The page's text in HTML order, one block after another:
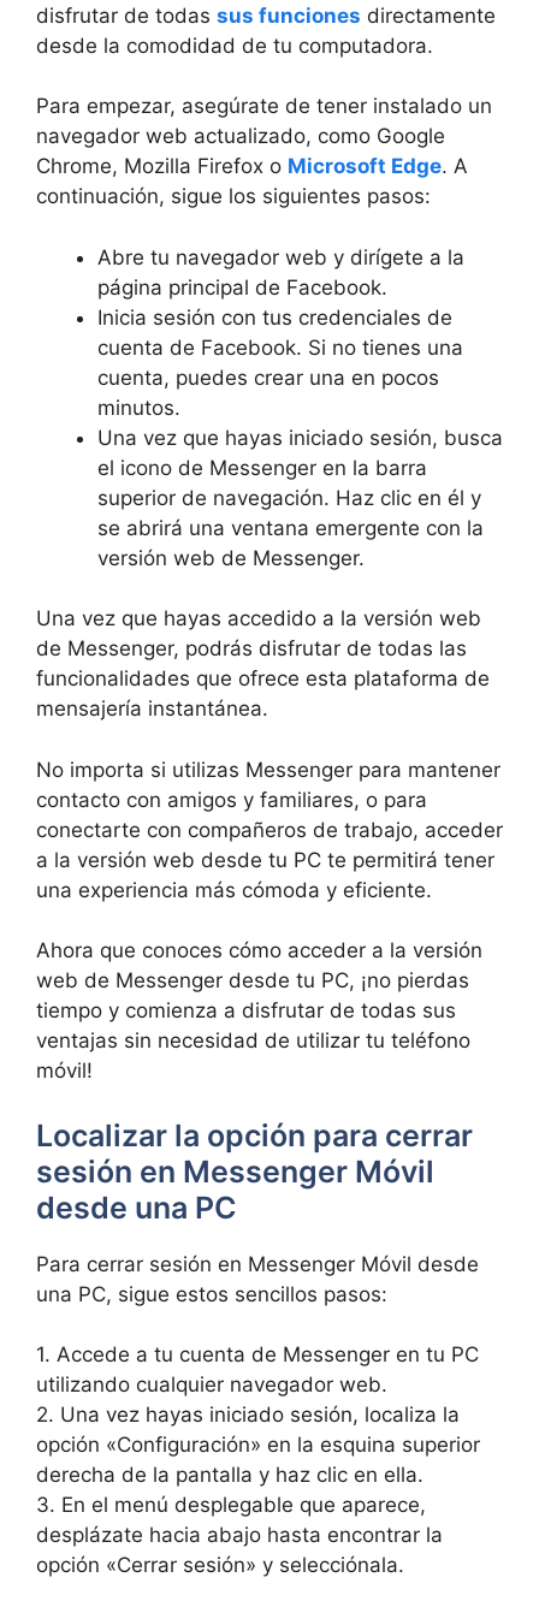
disfrutar de todas sus funciones directamente
desde la comodidad de tu computadora.
Para empezar, asegúrate de tener instalado un
navegador web actualizado, ‍como Google
Chrome, ‌Mozilla Firefox o Microsoft Edge. A ​
continuación,‍ sigue los⁤ siguientes pasos:
Abre tu‍ navegador web y ⁢dirígete a ‌la
página principal ⁣de Facebook.
Inicia sesión con tus ‌credenciales ⁤de
cuenta de Facebook. Si no tienes una
cuenta, puedes crear una ​en pocos
minutos.
Una vez que hayas iniciado sesión,⁢ busca
el icono de Messenger en la barra
superior de navegación. Haz clic ⁤en él y
se ‌abrirá una ventana emergente con la
versión web de Messenger.
Una ‌vez que‍ hayas accedido a la versión web⁤
de Messenger, podrás disfrutar de todas las
funcionalidades ​que ofrece esta plataforma de
mensajería⁣ instantánea.
No ‌importa si utilizas Messenger para mantener
contacto ⁢con amigos y familiares, o para
conectarte con compañeros de trabajo, acceder
a la‌ versión web desde tu PC ⁤te permitirá ⁣tener⁢
una experiencia más cómoda⁤ y eficiente.
Ahora que conoces cómo acceder‌ a la⁢ versión
web de Messenger desde ‍tu PC, ¡no pierdas
tiempo y comienza a disfrutar ‌de ‌todas⁤ sus
ventajas sin necesidad⁣ de utilizar tu teléfono
móvil!
Localizar ⁤la opción para cerrar
sesión ‍en Messenger Móvil
desde una ​PC
Para cerrar sesión en Messenger⁣ Móvil desde
una‌ PC, sigue ​estos sencillos pasos:
1. Accede a tu cuenta de Messenger en tu PC
utilizando​ cualquier navegador web.
2. Una vez ⁣hayas iniciado sesión, localiza la
opción «Configuración» en la esquina superior
derecha​ de la pantalla y haz⁣ clic ‍en ella.
3. ‌En el menú desplegable que aparece,‌
desplázate hacia abajo‌ hasta encontrar la
opción «Cerrar sesión» y ⁢selecciónala.